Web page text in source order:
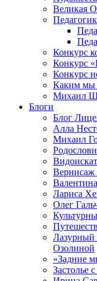
Великая
Конкурс
Конкурс
Конкурс
Каким мы
Михаил
Блоги
Блог
Алла
Михаил
Вернисаж
Лариса
Олег
Лазурный
Озолиной
«Задние
Застолье